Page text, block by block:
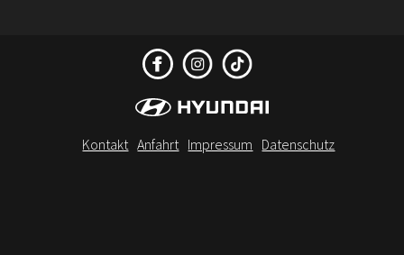
Kontakt Anfahrt Impressum Datenschutz